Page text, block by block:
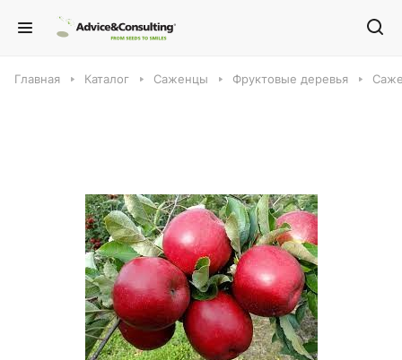
Главная Каталог Саженцы Фруктовые деревья